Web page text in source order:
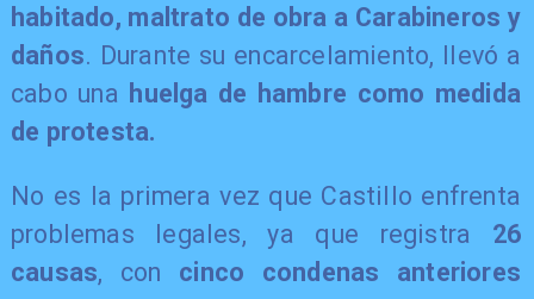
habitado, maltrato de obra a Carabineros y
daños. Durante su encarcelamiento, llevó a
cabo una huelga de hambre como medida
de protesta.
​No es la primera vez que Castillo enfrenta
problemas legales, ya que registra 26
causas, con cinco condenas anteriores